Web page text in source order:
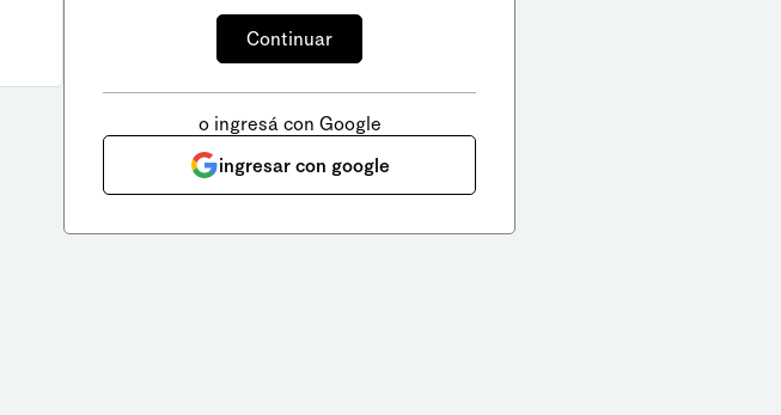
o ingresá con Google
ingresar con google